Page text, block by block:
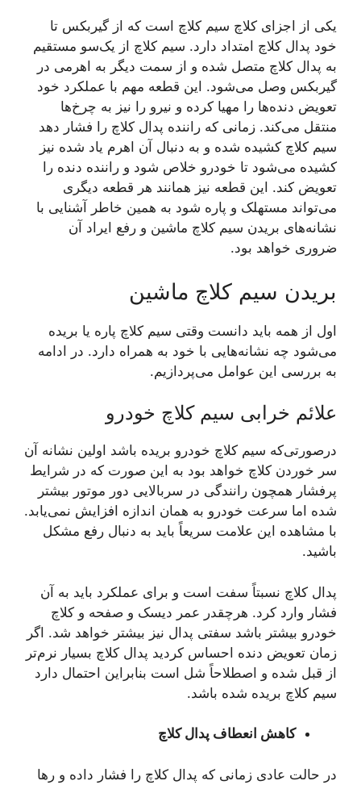
یکی از اجزای کلاچ سیم کلاچ است که از گیربکس تا
خود پدال کلاچ امتداد دارد. سیم کلاچ از یک‌سو مستقیم
به پدال کلاچ متصل شده و از سمت دیگر به اهرمی در
گیربکس وصل می‌شود. این قطعه مهم با عملکرد خود
تعویض دنده‌ها را مهیا کرده و نیرو را نیز به چرخ‌ها
منتقل می‌کند. زمانی که راننده پدال کلاچ را فشار دهد
سیم کلاچ کشیده شده و به دنبال آن اهرم یاد شده نیز
کشیده می‌شود تا خودرو خلاص شود و راننده دنده را
تعویض کند. این قطعه نیز همانند هر قطعه دیگری
می‌تواند مستهلک و پاره شود به همین خاطر آشنایی با
نشانه‌های بریدن سیم کلاچ ماشین و رفع ایراد آن
ضروری خواهد بود.
بریدن سیم کلاچ ماشین
اول از همه باید دانست وقتی سیم کلاچ پاره یا بریده
می‌شود چه نشانه‌هایی با خود به همراه دارد. در ادامه
به بررسی این عوامل می‌پردازیم.
علائم خرابی سیم کلاچ خودرو
درصورتی‌که سیم کلاچ خودرو بریده باشد اولین نشانه آن
سر خوردن کلاچ خواهد بود به این صورت که در شرایط
پرفشار همچون رانندگی در سربالایی دور موتور بیشتر
شده اما سرعت خودرو به همان اندازه افزایش نمی‌یابد.
با مشاهده این علامت سریعاً باید به دنبال رفع مشکل
باشید.
پدال کلاچ نسبتاً سفت است و برای عملکرد باید به آن
فشار وارد کرد. هرچقدر عمر دیسک و صفحه و کلاچ
خودرو بیشتر باشد سفتی پدال نیز بیشتر خواهد شد. اگر
زمان تعویض دنده احساس کردید پدال کلاچ بسیار نرم‌تر
از قبل شده و اصطلاحاً شل است بنابراین احتمال دارد
سیم کلاچ بریده شده باشد.
کاهش انعطاف پدال کلاچ
در حالت عادی زمانی که پدال کلاچ را فشار داده و رها